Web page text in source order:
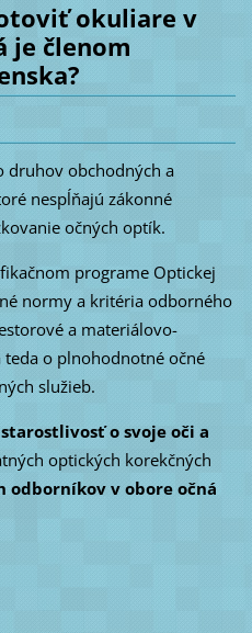
okuliare v
je členom
druhov obchodných a
nespĺňajú zákonné
očných optík.
programe Optickej
normy a kritéria odborného
a materiálovo-
teda o plnohodnotné očné
služieb.
o svoje oči a
optických korekčných
odborníkov v obore očná